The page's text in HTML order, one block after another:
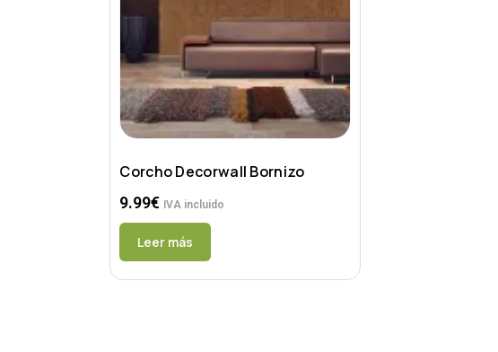
Corcho Decorwall Bornizo
9.99€ IVA incluido
Leer más